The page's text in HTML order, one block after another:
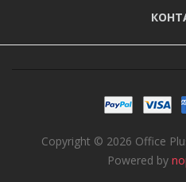
Copyright © 2026 Office
Powered by